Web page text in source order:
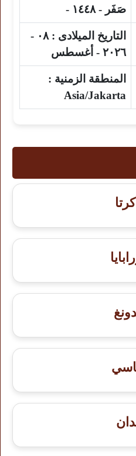
صَفَر - ١٤٤٨ -
التاريخ الميلادى :
٠٨ -
٢٠٢٦ - أغسطس
المنطقة الزمنية :
Asia/Jakarta